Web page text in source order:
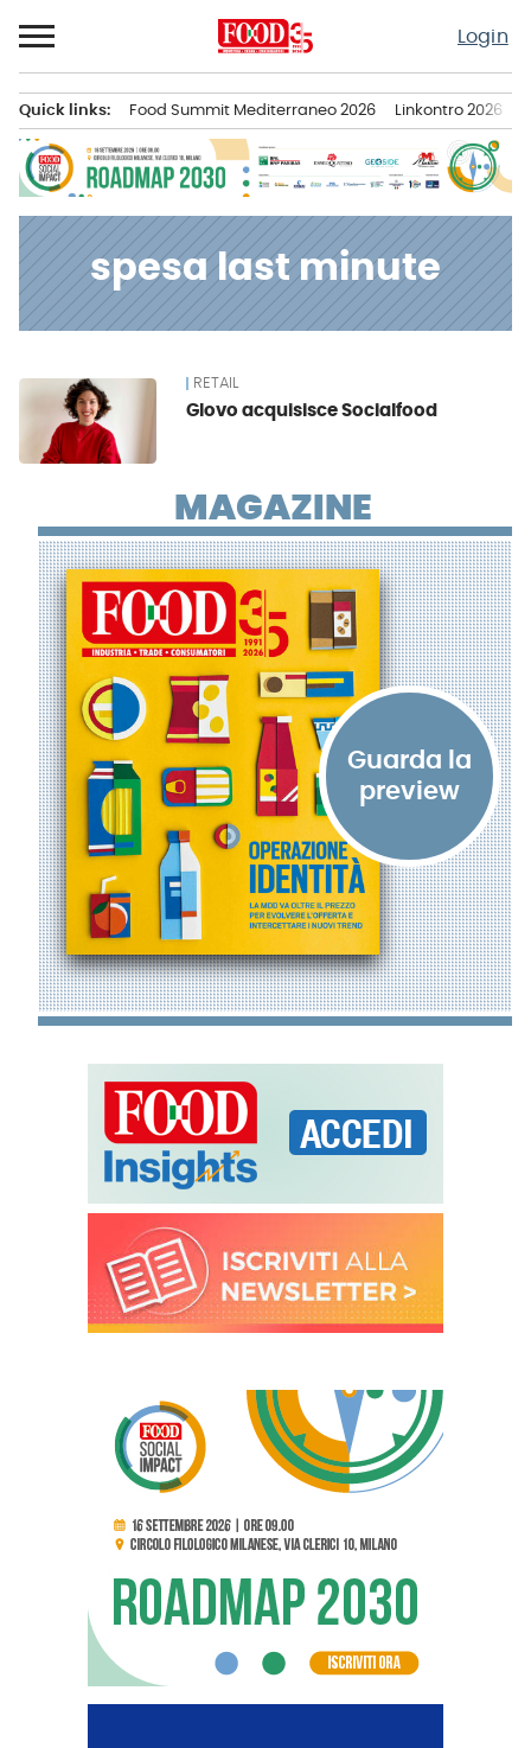
al
contenuto
Login
principale
Quick links: Food Summit Mediterraneo 2026 Linkontro 2026
spesa last minute
News RETAIL
Glovo acquisisce Socialfood
MAGAZINE